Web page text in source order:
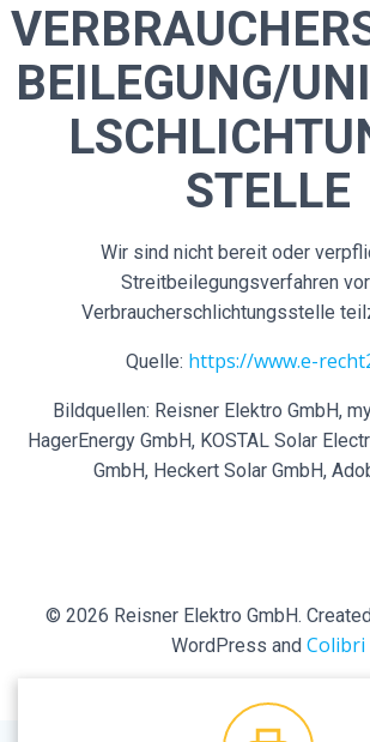
BEILEGUNG/
STELLE
Wir sind nicht bereit oder
Streitbeilegungsverfahren
Verbraucherschlichtungsstelle
Quelle: https://www.e-
Bildquellen: Reisner Elektro GmbH,
HagerEnergy GmbH, KOSTAL Solar
GmbH, Heckert Solar GmbH,
© 2026 Reisner Elektro GmbH.
WordPress and Colibri